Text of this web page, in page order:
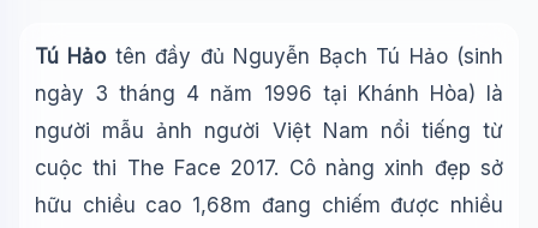
Tú Hảotên đầy đủ Nguyễn Bạch Tú Hảo (sinh
ngày 3 tháng 4 năm 1996 tại Khánh Hòa) là
người mẫu ảnh người Việt Nam nổi tiếng từ
cuộc thi The Face 2017. Cô nàng xinh đẹp sở
hữu chiều cao 1,68m đang chiếm được nhiều